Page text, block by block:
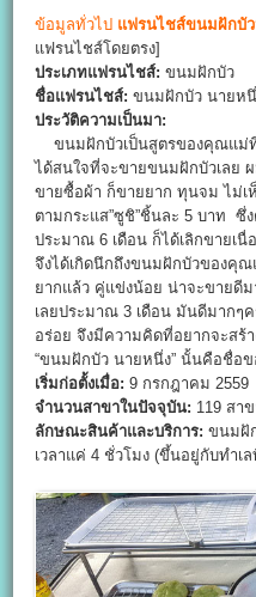
ข้อมูลทั่วไป แฟรนไชส์ขนมฝักบั
แฟรนไชส์โดยตรง]
ประเภทแฟรนไชส์: ขนมฝักบัว
ชื่อแฟรนไชส์: ขนมฝักบัว นายห
ประวัติความเป็นมา:
ขนมฝักบัวเป็นสูตรของคุณแม่
ได้สนใจที่จะขายขนมฝักบัวเลย
ขายซื้อผ้า ก็ขายยาก ทุนจม ไม่เ
ตามกระแส”ซูชิ”ชิ้นละ 5 บาท
ประมาณ 6 เดือน ก็ได้เลิกขายเ
จึงได้เกิดนึกถึงขนมฝักบัวของคุ
ยากแล้ว คู่แข่งน้อย น่าจะขายดีม
เลยประมาณ 3 เดือน มันดีมากๆ
อร่อย จึงมีความคิดที่อยากจะสร้
“ขนมฝักบัว นายหนึ่ง” นั้นคือชื่อข
เริ่มก่อตั้งเมื่อ: 9 กรกฎาคม 2559
จำนวนสาขาในปัจจุบัน: 119 สาข
ลักษณะสินค้าและบริการ: ขนมฝั
เวลาแค่ 4 ชั่วโมง (ขึ้นอยู่กับทำเ